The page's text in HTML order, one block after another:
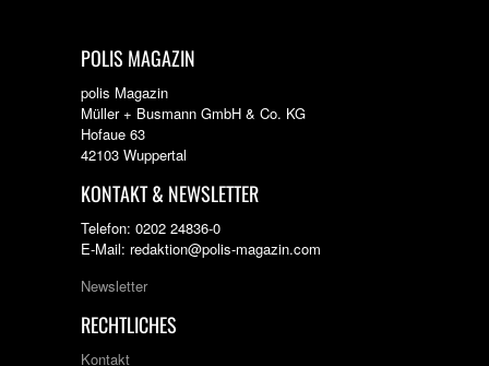
POLIS MAGAZIN
polis Magazin
Müller + Busmann GmbH & Co. KG
Hofaue 63
42103 Wuppertal
KONTAKT & NEWSLETTER
Telefon: 0202 24836-0
E-Mail: redaktion@polis-magazin.com
Newsletter
RECHTLICHES
Kontakt